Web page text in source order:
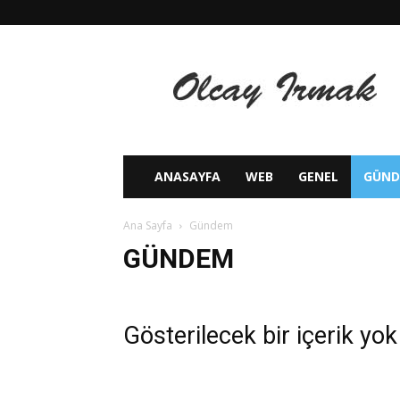
IRMAK
ANASAYFA WEB GENEL
Ana Sayfa Gündem
GÜNDEM
Gösterilecek bir içerik yok